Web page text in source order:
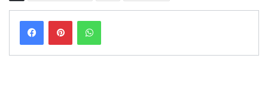
FacebookPinterestWhatsApp